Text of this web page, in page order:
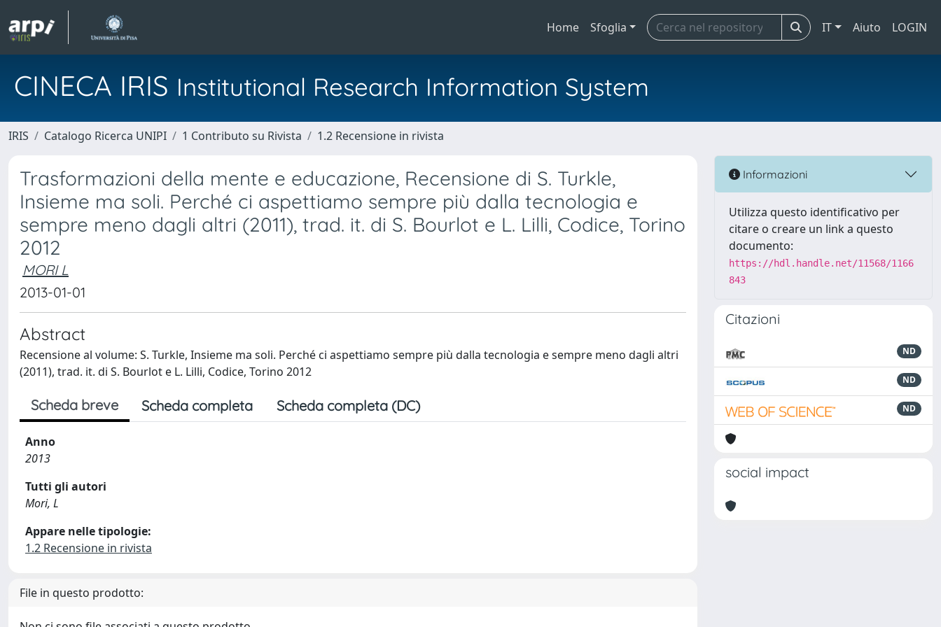
Home Sfoglia IT Aiuto LOGIN
CINECA IRIS Institutional Research Information System
IRIS Catalogo Ricerca UNIPI 1 Contributo su Rivista 1.2 Recensione in rivista
Trasformazioni della mente e educazione, Recensione di S. Turkle,
Insieme ma soli. Perché ci aspettiamo sempre più dalla tecnologia e
sempre meno dagli altri (2011), trad. it. di S. Bourlot e L. Lilli, Codice, Torino
2012
MORI L
2013-01-01
Abstract
Recensione al volume: S. Turkle, Insieme ma soli. Perché ci aspettiamo sempre più dalla tecnologia e sempre meno dagli altri
(2011), trad. it. di S. Bourlot e L. Lilli, Codice, Torino 2012
Scheda breve Scheda completa Scheda completa (DC)
Anno
2013
Tutti gli autori
Mori, L
Appare nelle tipologie:
1.2 Recensione in rivista
File in questo prodotto:
Informazioni
Utilizza questo identificativo per
citare o creare un link a questo
documento:
https://hdl.handle.net/11568/1166
843
Citazioni
ND
ND
ND
social impact